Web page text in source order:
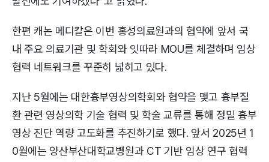
한편 캐논 메디칼은 이번 홍성의료원과의 협약에 앞서 국
내 주요 의료기관 및 학회와 잇따라 MOU를 체결하며 임상
협력 네트워크를 꾸준히 넓히고 있다.
지난 5월에는 대한흉부영상의학회와 협약을 맺고 흉부질
환 관련 영상의학 기술 협력 및 학술 교류를 통해 정밀 흉부
영상 진단 역량 고도화를 추진하기로 했다. 앞서 2025년 1
0월에는 양산부산대학교병원과 CT 기반 임상 연구 협력